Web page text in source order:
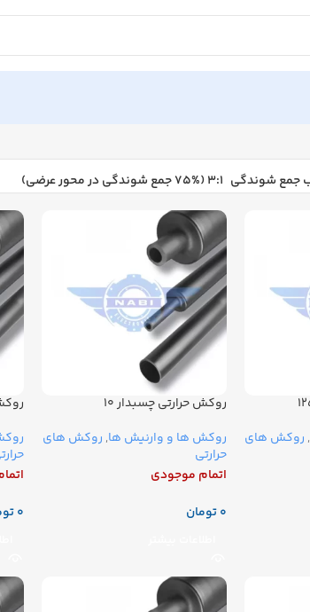
جمع شوندگی ۳:۱ (۷۵% جمع شوندگی در محور عرضی)
, روکش های
روکش حرارتی چسبدار ۱۰
روکش ها و وارنیش ها, روکش های
حرارتی
اتمام موجودی
تومان